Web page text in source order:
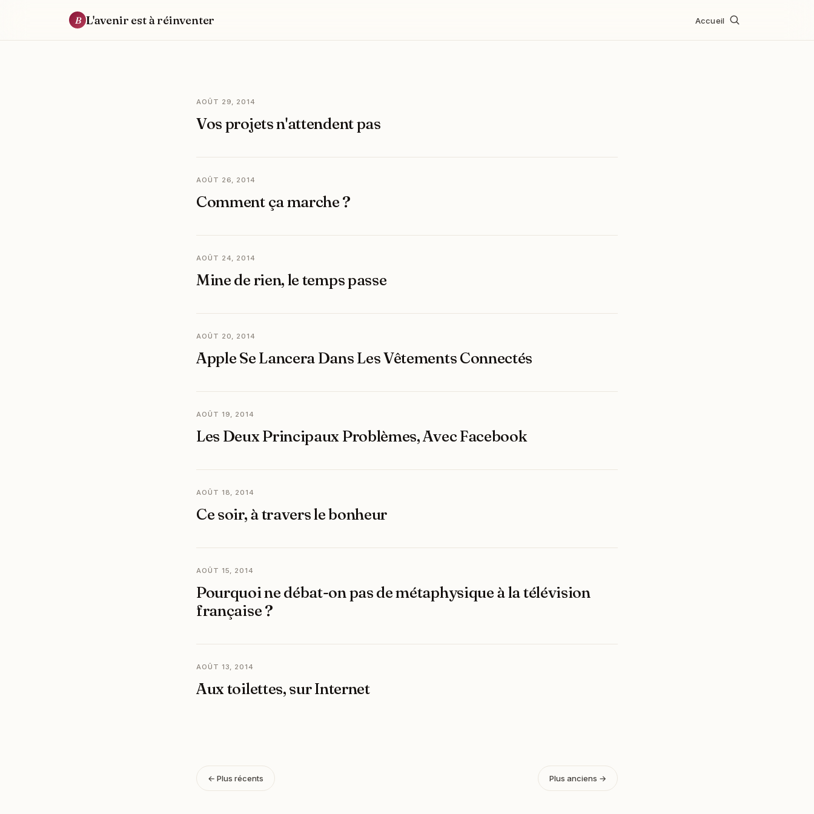
B L'avenir est à réinventer Accueil
AOÛT 29, 2014
Vos projets n'attendent pas
AOÛT 26, 2014
Comment ça marche ?
AOÛT 24, 2014
Mine de rien, le temps passe
AOÛT 20, 2014
Apple Se Lancera Dans Les Vêtements Connectés
AOÛT 19, 2014
Les Deux Principaux Problèmes, Avec Facebook
AOÛT 18, 2014
Ce soir, à travers le bonheur
AOÛT 15, 2014
Pourquoi ne débat-on pas de métaphysique à la télévision
française ?
AOÛT 13, 2014
Aux toilettes, sur Internet
← Plus récents Plus anciens →